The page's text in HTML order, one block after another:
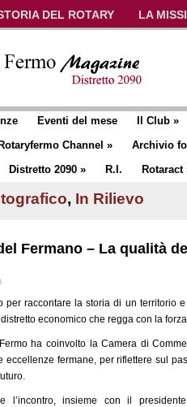
DEL ROTARY LA
Eventi del mese Il Club »
Rotaryfermo Channel » Archivio
Distretto 2090 » R.I. Rotaract
, In Rilievo
Fermano – La qualità
per raccontare la storia di un territorio e
economico che regga con la
Fermo ha coinvolto la Camera di
eccellenze fermane, per riflettere sul
l’incontro, insieme con il